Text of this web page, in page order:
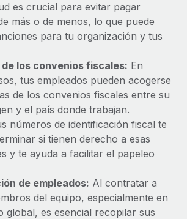
es crucial para evitar pagar
más o de menos, lo que puede
para tu organización y tus
los convenios fiscales: En
tus empleados pueden acogerse
de los convenios fiscales entre su
y el país donde trabajan.
números de identificación fiscal te
si tienen derecho a esas
y te ayuda a facilitar el papeleo
de empleados: Al contratar a
del equipo, especialmente en
global, es esencial recopilar sus